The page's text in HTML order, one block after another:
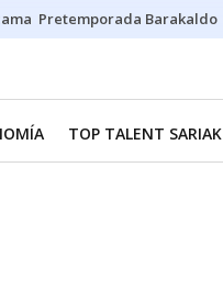
Pretemporada Barakaldo
TOP TALENT SARIAK